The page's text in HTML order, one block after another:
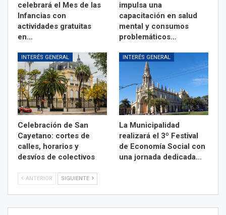
celebrará el Mes de las
Infancias con
actividades gratuitas
en…
impulsa una
capacitación en salud
mental y consumos
problemáticos…
INTERÉS GENERAL
Celebración de San
Cayetano: cortes de
calles, horarios y
desvíos de colectivos
INTERÉS GENERAL
La Municipalidad
realizará el 3º Festival
de Economía Social con
una jornada dedicada…
ANTERIOR SIGUIENTE